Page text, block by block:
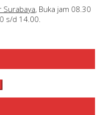
Surabaya, Buka jam 08.30
s/d 14.00.